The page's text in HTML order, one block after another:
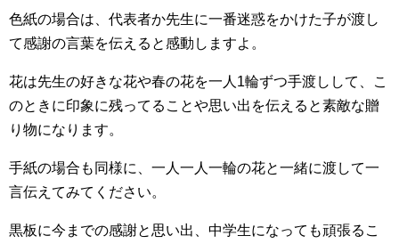
色紙の場合は、代表者か先生に一番迷惑をかけた子が渡し
て感謝の言葉を伝えると感動しますよ。
花は先生の好きな花や春の花を一人1輪ずつ手渡しして、こ
のときに印象に残ってることや思い出を伝えると素敵な贈
り物になります。
手紙の場合も同様に、一人一人一輪の花と一緒に渡して一
言伝えてみてください。
黒板に今までの感謝と思い出、中学生になっても頑張るこ